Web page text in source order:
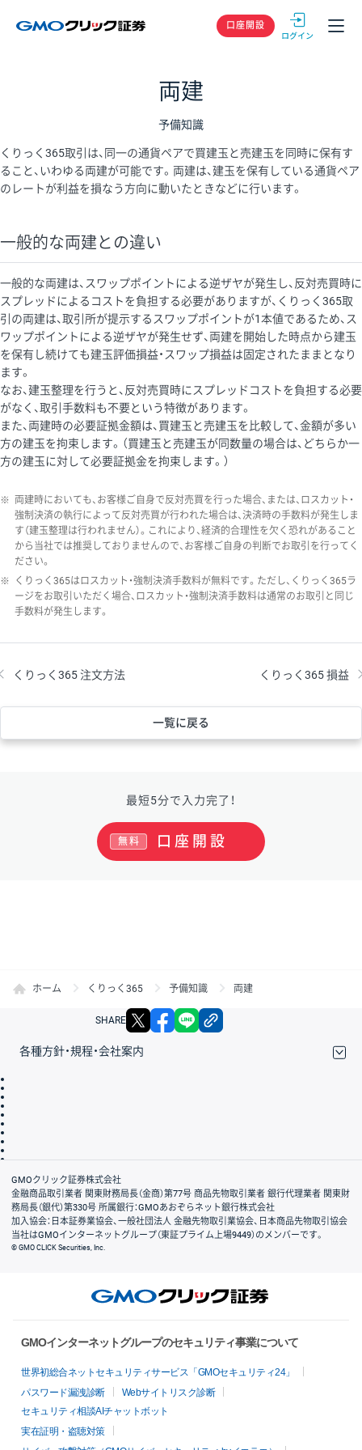
GMOクリック
口座開設
両建
予備知識
くりっく365取引は、同一の通貨ペアで買建玉と売建玉を同時に保有す
ること、いわゆる両建が可能です。両建は、建玉を保有している通貨ペア
のレートが利益を損なう方向に動いたときなどに行います。
一般的な両建との違い
一般的な両建は、スワップポイントによる逆ザヤが発生し、反対売買時に
スプレッドによるコストを負担する必要がありますが、くりっく365取
引の両建は、取引所が提示するスワップポイントが1本値であるため、ス
ワップポイントによる逆ザヤが発生せず、両建を開始した時点から建玉
を保有し続けても建玉評価損益・スワップ損益は固定されたままとなり
ます。
なお、建玉整理を行うと、反対売買時にスプレッドコストを負担する必要
がなく、取引手数料も不要という特徴があります。
また、両建時の必要証拠金額は、買建玉と売建玉を比較して、金額が多い
方の建玉を拘束します。（買建玉と売建玉が同数量の場合は、どちらか一
方の建玉に対して必要証拠金を拘束します。）
※ 両建時においても、お客様ご自身で反対売買を行った場合、または、ロスカット・
強制決済の執行によって反対売買が行われた場合は、決済時の手数料が発生しま
す（建玉整理は行われません）。これにより、経済的合理性を欠く恐れがあること
から当社では推奨しておりませんので、お客様ご自身の判断でお取引を行ってく
ださい。
※
くりっく365はロスカット・強制決済手数料が無料です。ただし、くりっく365ラ
ージをお取引いただく場合、ロスカット・強制決済手数料は通常のお取引と同じ
手数料が発生します。
くりっく365 注文方法 くりっく365 損益
一覧に戻る
最短5分で入力完了！
口座開設
無料
ホーム くりっく365 予備知識 両建
SHARE X facebook
各種方針・規程・会社案内
会社案内
GMOクリック証券株式会社
金融商品取引業者 関東財務局長（金商）第77号 商品先物取引業者 銀行代理業者 関東財
務局長（銀代）第330号 所属銀行：GMOあおぞらネット銀行株式会社
加入協会：日本証券業協会、一般社団法人 金融先物取引業協会、日本商品先物取引協会
当社はGMOインターネットグループ（東証プライム上場9449）のメンバーです。
© GMO CLICK Securities, Inc.
GMOインターネットグループのセキュリティ事業について
世界初総合ネットセキュリティサービス「GMOセキュリティ24」
パスワード漏洩診断
Webサイトリスク診断
セキュリティ相談AIチャットボット
実在証明・盗聴対策